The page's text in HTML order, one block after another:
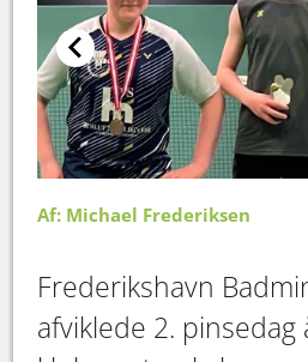
Af: Michael Frederiksen
Frederikshavn
afviklede 2. pinsedag